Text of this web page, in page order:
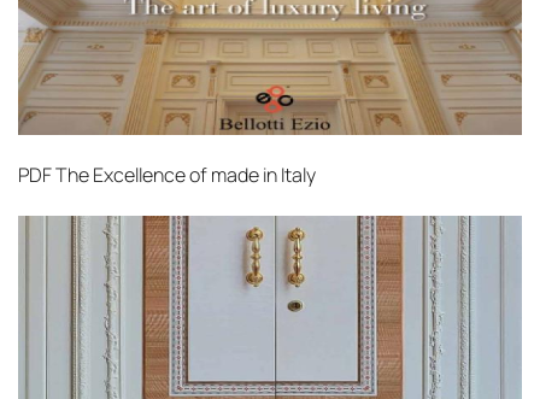
PDFThe Excellence of made in Italy